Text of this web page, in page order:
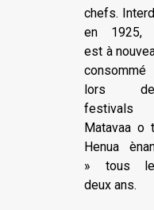
chefs.
en 1925,
est à
consommé
lors
festivals
Matavaa o
Henua
» tous
deux ans.